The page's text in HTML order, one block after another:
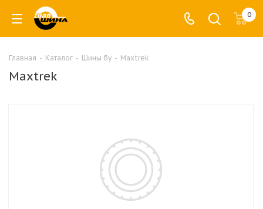
0
Главная - Каталог - Шины бу - Maxtrek
Maxtrek